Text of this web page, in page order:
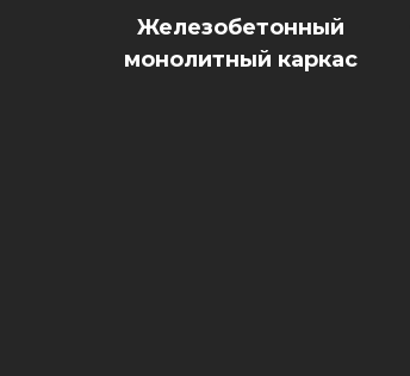
Железобетонный
монолитный каркас